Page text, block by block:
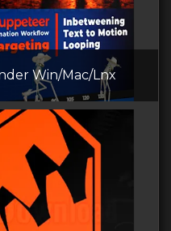
Win/Mac/Lnx